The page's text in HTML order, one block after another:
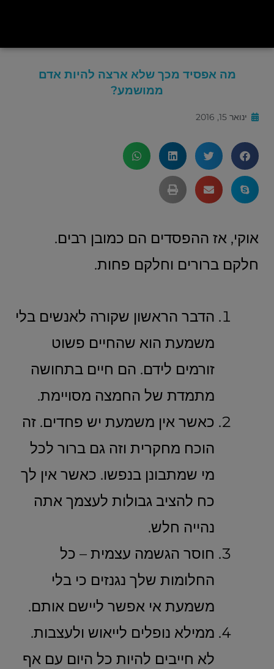
מה אפסיד מכך שלא ארצה להיות אדם
ממושמע?
ינואר 15, 2016
אוקי, אז ההפסדים הם כמובן רבים.
חלקם ברורים וחלקם פחות.
הדבר הראשון שקורה לאנשים בלי
משמעת הוא שהחיים פשוט
זורמים לידם. הם חיים בתחושה
מתמדת של החמצה מסויימת.
כאשר אין משמעת יש פחדים. זה
הוכח מחקרית וזה גם ברור לכל
מי שמתבונן בנפשו. כאשר אין לך
כח להציב גבולות לעצמך אתה
נהייה חלש.
חוסר הגשמה עצמית – כל
החלומות שלך נגנזים כי בלי
משמעת אי אפשר ליישם אותם.
ממילא נופלים לייאוש ולעצבות.
לא חייבים להיות כל היום עם אף